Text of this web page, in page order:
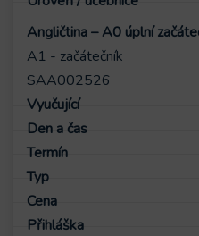
Angličtina – A0 úplní
A1 - začátečník
SAA002526